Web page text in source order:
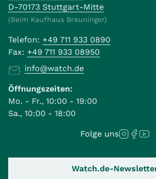
D-70173 Stuttgart-Mitte
(Beim Kaufhaus Breuninger)
Telefon: +49 711 933 0890
Fax: +49 711 933 08950
info@watch.de
Öffnungszeiten:
Mo. - Fr., 10:00 - 19:00
Sa., 10:00 - 18:00
Folge uns
Watch.de-